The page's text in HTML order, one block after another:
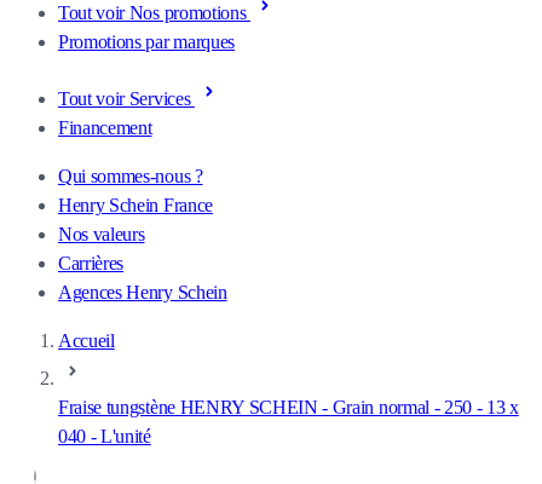
Tout voir Nos promotions
Promotions par marques
Tout voir Services
Financement
Qui sommes-nous ?
Henry Schein France
Nos valeurs
Carrières
Agences Henry Schein
Accueil
Fraise tungstène HENRY SCHEIN - Grain normal - 250 - 13 x
040 - L'unité